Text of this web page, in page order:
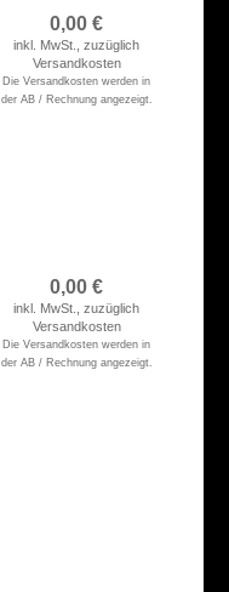
0,00 €
inkl. MwSt., zuzüglich
Versandkosten
Die Versandkosten werden in
der AB / Rechnung angezeigt.
0,00 €
inkl. MwSt., zuzüglich
Versandkosten
Die Versandkosten werden in
der AB / Rechnung angezeigt.